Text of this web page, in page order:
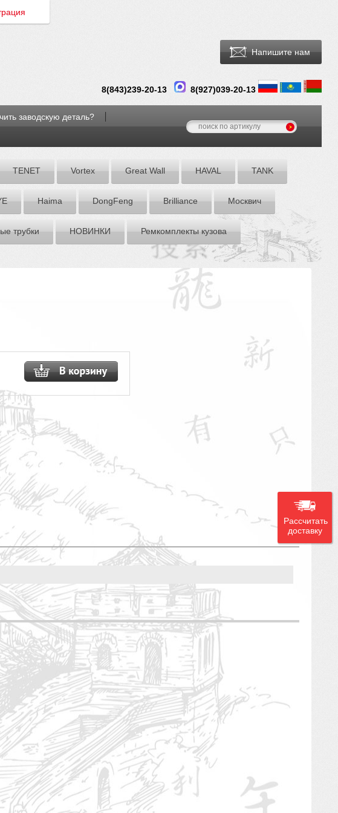
Напишите нам
8(843)239-20-13 8(927)039-20-13
заводскую деталь?
TENET Vortex Great Wall HAVAL TANK
Hаimа DоngFeng Brilliance Москвич
трубки НОВИНКИ Ремкомплекты кузова
Рассчитать
доставку